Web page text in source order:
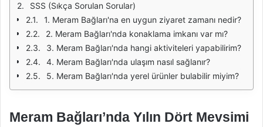
SSS (Sıkça Sorulan Sorular)
1. Meram Bağları'na en uygun ziyaret zamanı nedir?
2. Meram Bağları'nda konaklama imkanı var mı?
3. Meram Bağları'nda hangi aktiviteleri yapabilirim?
4. Meram Bağları'nda ulaşım nasıl sağlanır?
5. Meram Bağları'nda yerel ürünler bulabilir miyim?
Meram Bağları’nda Yılın Dört Mevsimi